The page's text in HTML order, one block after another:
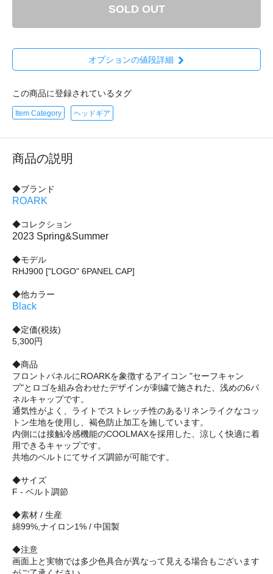
SOLD OUT
オプションの値段詳細
この商品に登録されているタグ
Item Category ヘッドギア
商品の説明
◆ブランド
ROARK
◆コレクション
2023 Spring&Summer
◆モデル
RHJ900 ["LOGO" 6PANEL CAP]
◆他カラー
Black
◆定価(税抜)
5,300円
◆商品
フロントパネルにROARKを象徴するアイコン "セーフキャン
プ"とロゴを組み合わせたデザインが刺繍で施された、浅めの6パ
ネルキャップです。
通気性がよく、ライトでストレッチ性のあるリネンライクなコッ
トン生地を使用し、褐色防止加工を施しています。
内側には接触冷感機能のCOOLMAXを採用した、涼しく快適に着
用できるキャップです。
共地のベルトにてサイズ調節が可能です。
◆サイズ
F - ベルト調節
◆素材 / 生産
綿99%,ナイロン1% / 中国製
◆注意
画面上と実物では多少色具合が異なって見える場合もございます